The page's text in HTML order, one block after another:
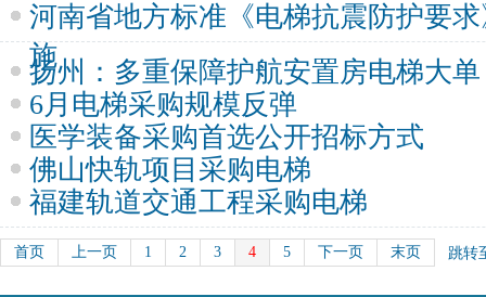
河南省地方标准《电梯抗震防护要
施
扬州：多重保障护航安置房电梯大单
6月电梯采购规模反弹
医学装备采购首选公开招标方式
佛山快轨项目采购电梯
福建轨道交通工程采购电梯
首页 上一页 1 2 3 4 5 下一页 末页 跳转